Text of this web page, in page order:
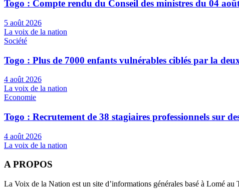
Togo : Compte rendu du Conseil des ministres du 04
5 août 2026
La voix de la nation
Société
Togo : Plus de 7000 enfants vulnérables ciblés par la
4 août 2026
La voix de la nation
Economie
Togo : Recrutement de 38 stagiaires professionnels sur
4 août 2026
La voix de la nation
A PROPOS
La Voix de la Nation est un site d’informations générales basé à Lomé au